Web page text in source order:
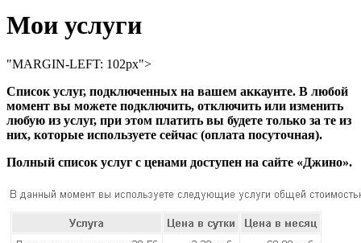
Мои услуги
"MARGIN-LEFT: 102px">
Список услуг, подключенных на вашем аккаунте. В любой
момент вы можете подключить, отключить или изменить
любую из услуг, при этом платить вы будете только за те из
них, которые используете сейчас (оплата посуточная).
Полный список услуг с ценами доступен на сайте «Джино».